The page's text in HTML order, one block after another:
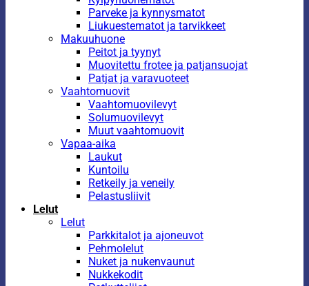
Parveke ja kynnysmatot
Liukuestematot ja tarvikkeet
Makuuhuone
Peitot ja tyynyt
Muovitettu frotee ja patjansuojat
Patjat ja varavuoteet
Vaahtomuovit
Vaahtomuovilevyt
Solumuovilevyt
Muut vaahtomuovit
Vapaa-aika
Laukut
Kuntoilu
Retkeily ja veneily
Pelastusliivit
Lelut
Lelut
Parkkitalot ja ajoneuvot
Pehmolelut
Nuket ja nukenvaunut
Nukkekodit